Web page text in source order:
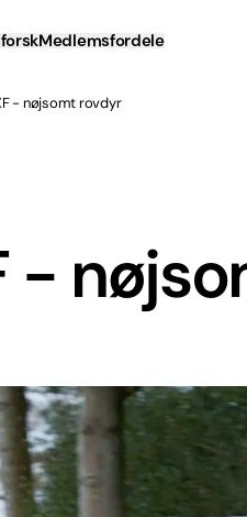
Medlemsfordele
- nøjsomt rovdyr
-